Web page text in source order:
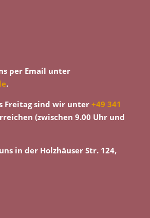
per Email unter
.
Freitag sind wir unter +49 341
(zwischen 9.00 Uhr und
in der Holzhäuser Str. 124,